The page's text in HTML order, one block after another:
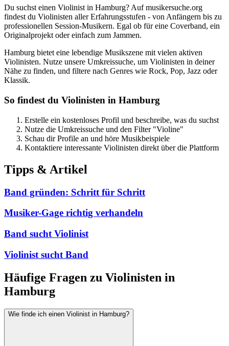
Du suchst einen Violinist in Hamburg? Auf musikersuche.org
findest du Violinisten aller Erfahrungsstufen - von Anfängern bis zu
professionellen Session-Musikern. Egal ob für eine Coverband, ein
Originalprojekt oder einfach zum Jammen.
Hamburg bietet eine lebendige Musikszene mit vielen aktiven
Violinisten. Nutze unsere Umkreissuche, um Violinisten in deiner
Nähe zu finden, und filtere nach Genres wie Rock, Pop, Jazz oder
Klassik.
So findest du Violinisten in Hamburg
Erstelle ein kostenloses Profil und beschreibe, was du suchst
Nutze die Umkreissuche und den Filter "Violine"
Schau dir Profile an und höre Musikbeispiele
Kontaktiere interessante Violinisten direkt über die Plattform
Tipps & Artikel
Band gründen: Schritt für Schritt
Musiker-Gage richtig verhandeln
Band sucht Violinist
Violinist sucht Band
Häufige Fragen zu Violinisten in
Hamburg
Wie finde ich einen Violinist in Hamburg?